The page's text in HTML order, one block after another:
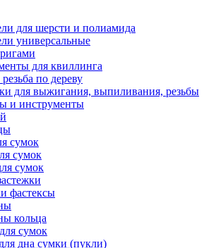
для шерсти и полиамида
универсальные
для квиллинга
по дереву
для выжигания, выпиливания, резьбы
и инструменты
сумок
сумок
сумок
фастексы
кольца
сумок
дна сумки (пукли)